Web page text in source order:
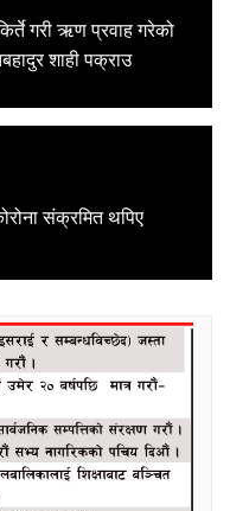
गरी ऋण प्रवाह गरेको
शाही पक्राउ
संक्रमित थपिए